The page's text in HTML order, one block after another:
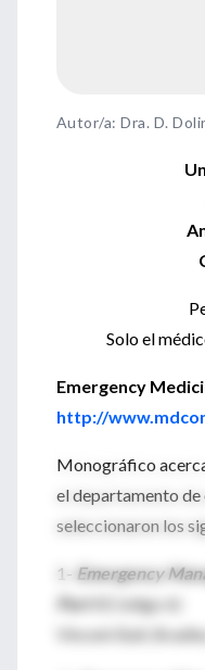
Autor/a: Dra. D.
Solo el
Emergency
http://
Monográfico
el departamento de
seleccionaron los
1- Emergency
Part I
(Código 6)
Vincent Ball,